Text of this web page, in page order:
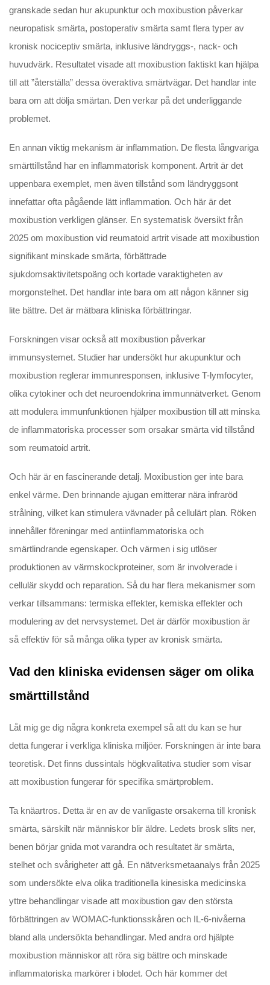
granskade sedan hur akupunktur och moxibustion påverkar
neuropatisk smärta, postoperativ smärta samt flera typer av
kronisk nociceptiv smärta, inklusive ländryggs-, nack- och
huvudvärk. Resultatet visade att moxibustion faktiskt kan hjälpa
till att ”återställa” dessa överaktiva smärtvägar. Det handlar inte
bara om att dölja smärtan. Den verkar på det underliggande
problemet.
En annan viktig mekanism är inflammation. De flesta långvariga
smärttillstånd har en inflammatorisk komponent. Artrit är det
uppenbara exemplet, men även tillstånd som ländryggsont
innefattar ofta pågående lätt inflammation. Och här är det
moxibustion verkligen glänser. En systematisk översikt från
2025 om moxibustion vid reumatoid artrit visade att moxibustion
signifikant minskade smärta, förbättrade
sjukdomsaktivitetspoäng och kortade varaktigheten av
morgonstelhet. Det handlar inte bara om att någon känner sig
lite bättre. Det är mätbara kliniska förbättringar.
Forskningen visar också att moxibustion påverkar
immunsystemet. Studier har undersökt hur akupunktur och
moxibustion reglerar immunresponsen, inklusive T-lymfocyter,
olika cytokiner och det neuroendokrina immunnätverket. Genom
att modulera immunfunktionen hjälper moxibustion till att minska
de inflammatoriska processer som orsakar smärta vid tillstånd
som reumatoid artrit.
Och här är en fascinerande detalj. Moxibustion ger inte bara
enkel värme. Den brinnande ajugan emitterar nära infraröd
strålning, vilket kan stimulera vävnader på cellulärt plan. Röken
innehåller föreningar med antiinflammatoriska och
smärtlindrande egenskaper. Och värmen i sig utlöser
produktionen av värmskockproteiner, som är involverade i
cellulär skydd och reparation. Så du har flera mekanismer som
verkar tillsammans: termiska effekter, kemiska effekter och
modulering av det nervsystemet. Det är därför moxibustion är
så effektiv för så många olika typer av kronisk smärta.
Vad den kliniska evidensen säger om olika
smärttillstånd
Låt mig ge dig några konkreta exempel så att du kan se hur
detta fungerar i verkliga kliniska miljöer. Forskningen är inte bara
teoretisk. Det finns dussintals högkvalitativa studier som visar
att moxibustion fungerar för specifika smärtproblem.
Ta knäartros. Detta är en av de vanligaste orsakerna till kronisk
smärta, särskilt när människor blir äldre. Ledets brosk slits ner,
benen börjar gnida mot varandra och resultatet är smärta,
stelhet och svårigheter att gå. En nätverksmetaanalys från 2025
som undersökte elva olika traditionella kinesiska medicinska
yttre behandlingar visade att moxibustion gav den största
förbättringen av WOMAC-funktionsskåren och IL-6-nivåerna
bland alla undersökta behandlingar. Med andra ord hjälpte
moxibustion människor att röra sig bättre och minskade
inflammatoriska markörer i blodet. Och här kommer det